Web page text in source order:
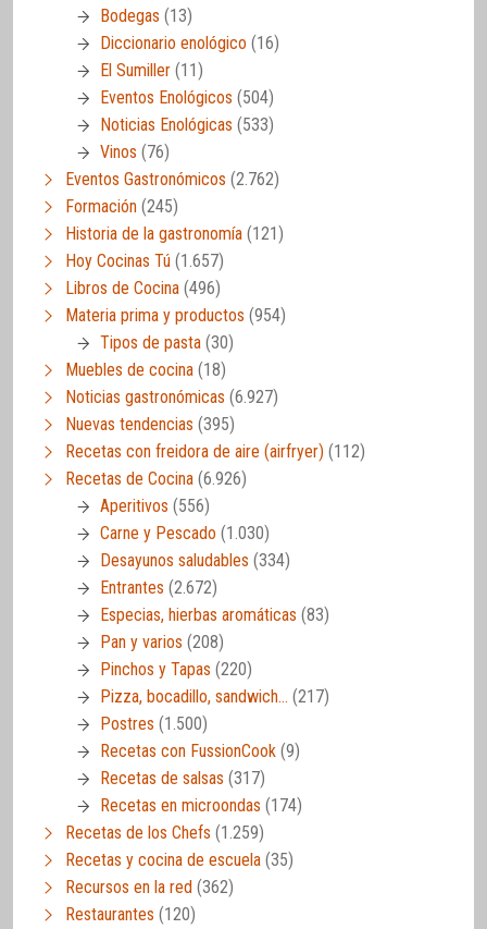
Bodegas (13)
Diccionario enológico (16)
El Sumiller (11)
Eventos Enológicos (504)
Noticias Enológicas (533)
Vinos (76)
Eventos Gastronómicos (2.762)
Formación (245)
Historia de la gastronomía (121)
Hoy Cocinas Tú (1.657)
Libros de Cocina (496)
Materia prima y productos (954)
Tipos de pasta (30)
Muebles de cocina (18)
Noticias gastronómicas (6.927)
Nuevas tendencias (395)
Recetas con freidora de aire (airfryer) (112)
Recetas de Cocina (6.926)
Aperitivos (556)
Carne y Pescado (1.030)
Desayunos saludables (334)
Entrantes (2.672)
Especias, hierbas aromáticas (83)
Pan y varios (208)
Pinchos y Tapas (220)
Pizza, bocadillo, sandwich… (217)
Postres (1.500)
Recetas con FussionCook (9)
Recetas de salsas (317)
Recetas en microondas (174)
Recetas de los Chefs (1.259)
Recetas y cocina de escuela (35)
Recursos en la red (362)
Restaurantes (120)